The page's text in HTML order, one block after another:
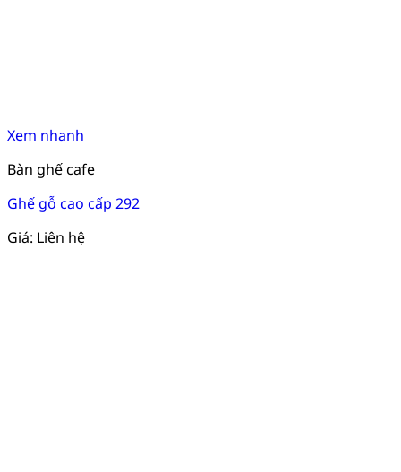
Xem nhanh
Bàn ghế cafe
Ghế gỗ cao cấp 292
Giá: Liên hệ